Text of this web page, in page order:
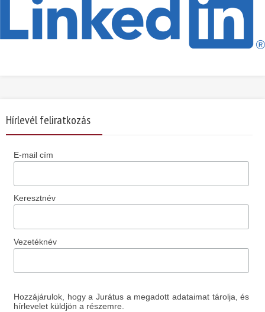
Hírlevél feliratkozás
E-mail cím
Keresztnév
Vezetéknév
Hozzájárulok, hogy a Jurátus a megadott adataimat tárolja, és
hírlevelet küldjön a részemre.